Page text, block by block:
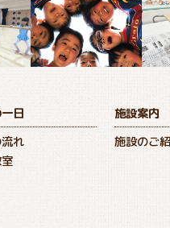
日
れ
施設案内
施設のご